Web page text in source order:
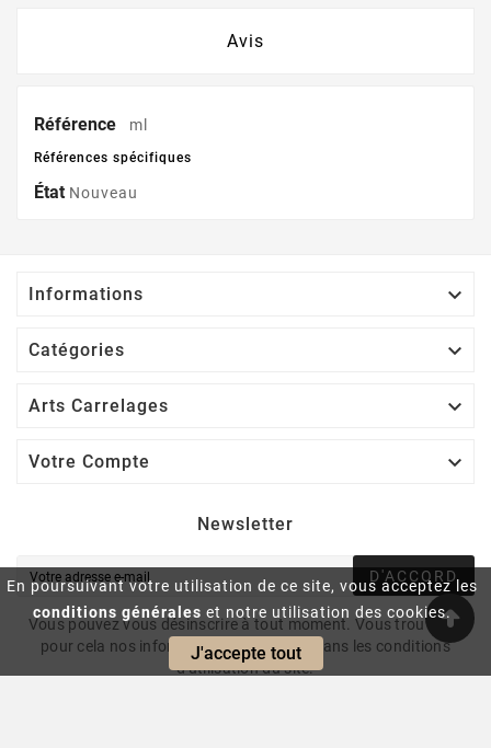
En poursuivant votre utilisation de ce site, vous acceptez les
conditions générales et notre utilisation des cookies.
J'accepte tout
Avis
Référence ml
Références spécifiques
État Nouveau
Informations 
Catégories 
Arts Carrelages 
Votre Compte 
Newsletter
D'ACCORD
Vous pouvez vous désinscrire à tout moment. Vous trouverez
pour cela nos informations de contact dans les conditions
d'utilisation du site.